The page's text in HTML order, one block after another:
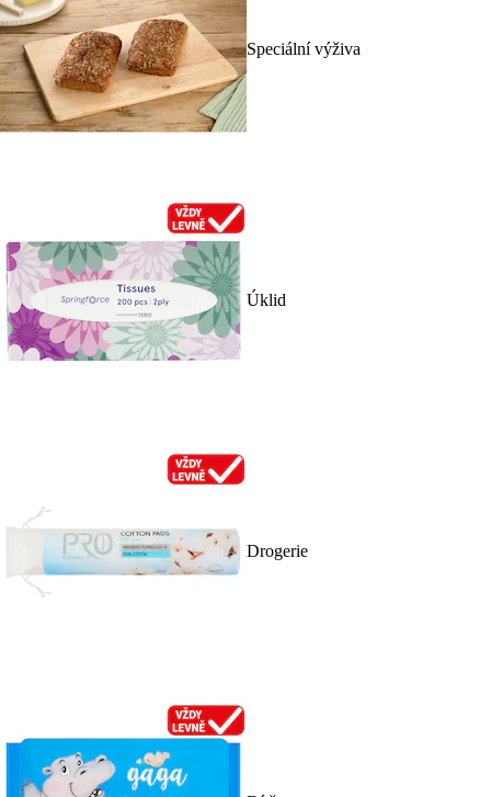
Speciální výživa
Úklid
Drogerie